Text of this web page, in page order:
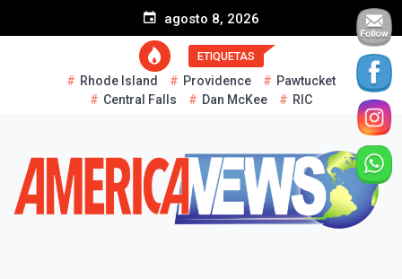
agosto 8, 2026
ETIQUETAS
Rhode Island Providence
Pawtucket
Central Falls
Dan McKee RIC